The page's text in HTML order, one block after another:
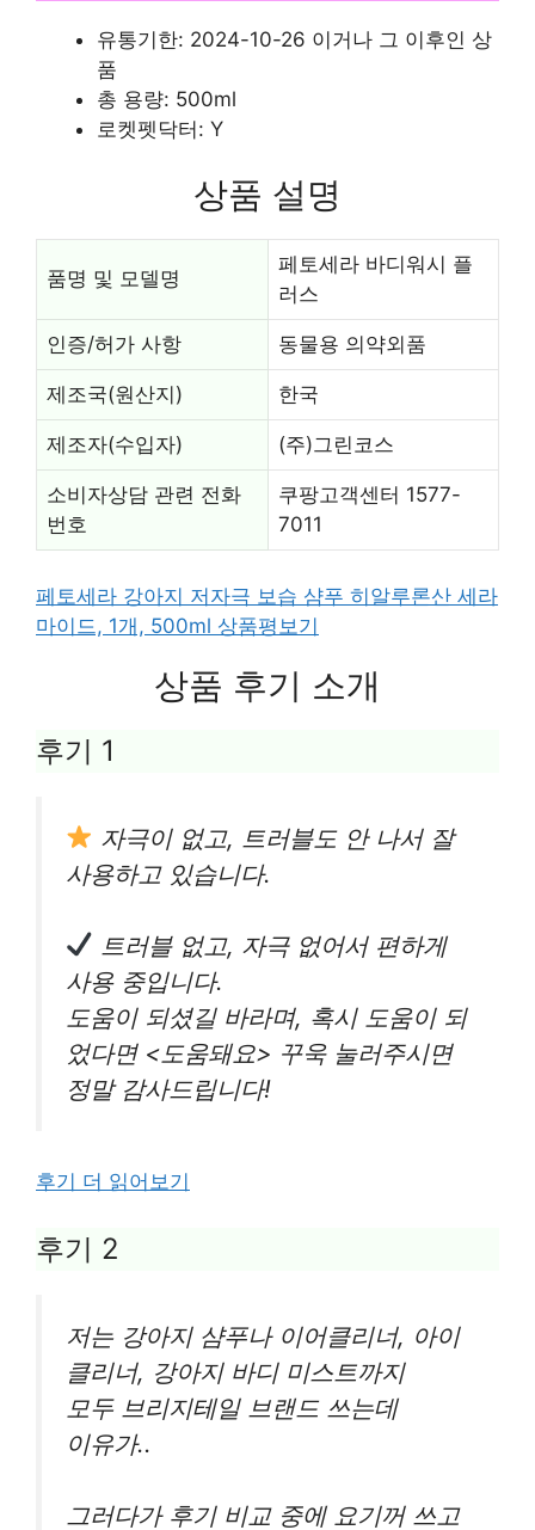
유통기한: 2024-10-26 이거나 그 이후인 상
품
총 용량: 500ml
로켓펫닥터: Y
상품 설명
품명 및 모델명
페토세라 바디워시 플
러스
인증/허가 사항 동물용 의약외품
제조국(원산지) 한국
제조자(수입자) (주)그린코스
소비자상담 관련 전화
번호
쿠팡고객센터 1577-
7011
페토세라 강아지 저자극 보습 샴푸 히알루론산 세라
마이드, 1개, 500ml 상품평보기
상품 후기 소개
후기 1
자극이 없고, 트러블도 안 나서 잘
사용하고 있습니다.
트러블 없고, 자극 없어서 편하게
사용 중입니다.
도움이 되셨길 바라며, 혹시 도움이 되
었다면 <도움돼요> 꾸욱 눌러주시면
정말 감사드립니다!
후기 더 읽어보기
후기 2
저는 강아지 샴푸나 이어클리너, 아이
클리너, 강아지 바디 미스트까지
모두 브리지테일 브랜드 쓰는데
이유가..
그러다가 후기 비교 중에 요기꺼 쓰고